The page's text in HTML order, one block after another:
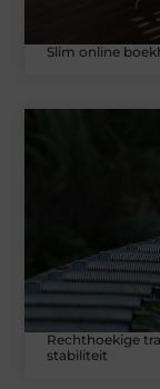
Slim online
Rechthoekige
stabiliteit